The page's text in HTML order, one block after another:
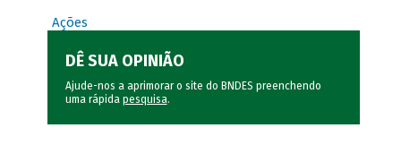
Ações
DÊ SUA OPINIÃO
Ajude-nos a aprimorar o site do BNDES preenchendo
uma rápida pesquisa.